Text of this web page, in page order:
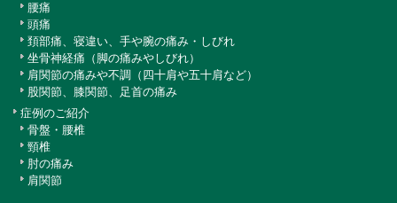
腰痛
頭痛
頚部痛、寝違い、手や腕の痛み・しびれ
坐骨神経痛（脚の痛みやしびれ）
肩関節の痛みや不調（四十肩や五十肩など）
股関節、膝関節、足首の痛み
症例のご紹介
骨盤・腰椎
頸椎
肘の痛み
肩関節